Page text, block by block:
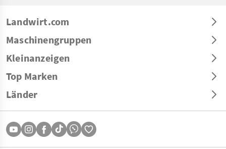
Landwirt.com
Maschinengruppen
Kleinanzeigen
Top Marken
Länder